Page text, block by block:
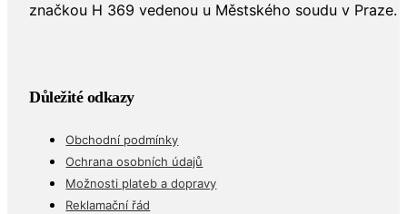
značkou H 369 vedenou u Městského soudu v Praze.
Důležité odkazy
Obchodní podmínky
Ochrana osobních údajů
Možnosti plateb a dopravy
Reklamační řád